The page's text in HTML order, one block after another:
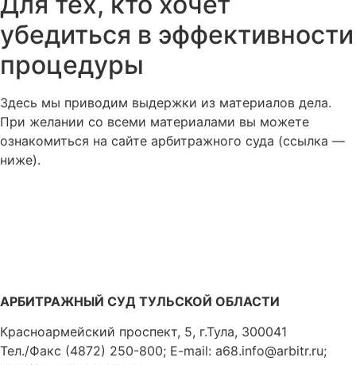
убедиться в эффективности
процедуры
Здесь мы приводим выдержки из материалов дела.
При желании со всеми материалами вы можете
ознакомиться на сайте арбитражного суда (ссылка —
ниже).
АРБИТРАЖНЫЙ СУД ТУЛЬСКОЙ ОБЛАСТИ
Красноармейский проспект, 5, г.Тула, 300041
Тел./Факс (4872) 250-800; E-mail: a68.info@arbitr.ru;